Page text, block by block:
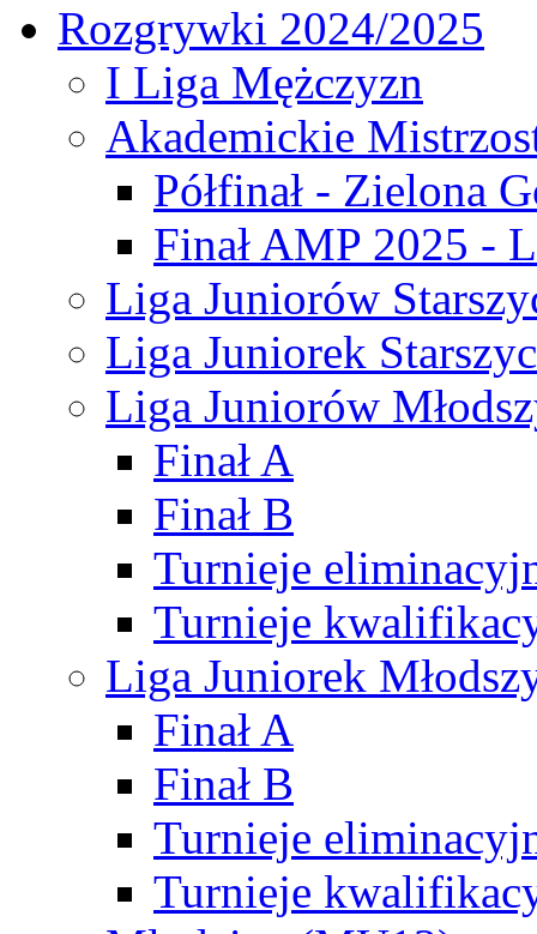
Rozgrywki 2024/2025
I Liga Mężczyzn
Akademickie
Półfinał - Zielona
Finał AMP 2025 -
Liga Juniorów
Liga Juniorek
Liga Juniorów
Finał A
Finał B
Turnieje
Turnieje
Liga Juniorek
Finał A
Finał B
Turnieje
Turnieje